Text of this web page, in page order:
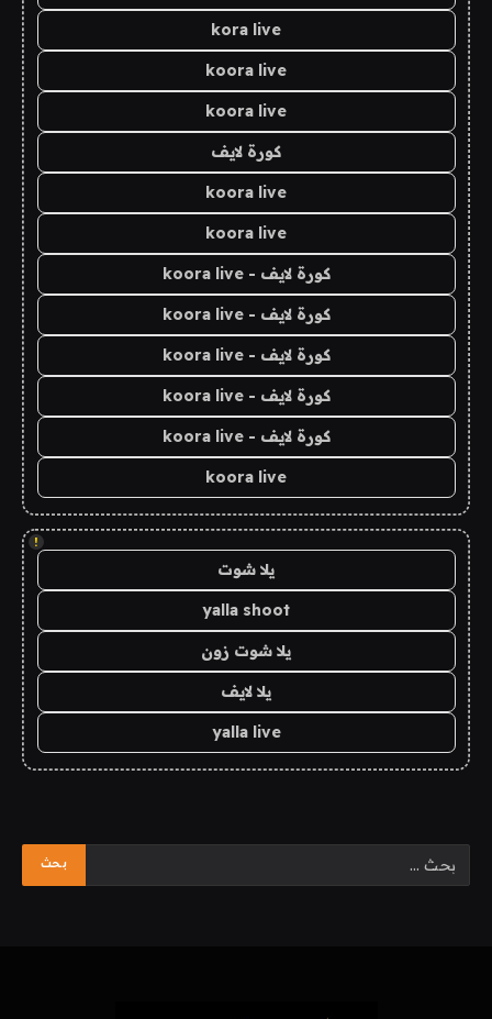
kora live
koora live
koora live
كورة لايف
koora live
koora live
كورة لايف - koora live
كورة لايف - koora live
كورة لايف - koora live
كورة لايف - koora live
كورة لايف - koora live
koora live
!
يلا شوت
yalla shoot
يلا شوت زون
يلا لايف
yalla live